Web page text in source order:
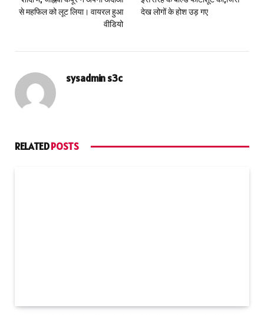
से महफिल को लूट लिया। वायरल हुआ
वीडियो
देख लोगों के होश उड़ गए
sysadmin s3c
RELATEDPOSTS